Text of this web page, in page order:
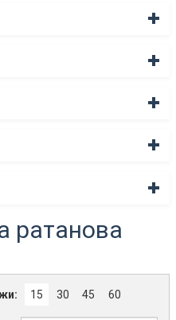
ратанова
15 30 45 60